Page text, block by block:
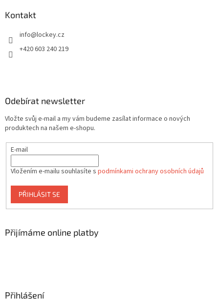
Kontakt
info@lockey.cz
+420 603 240 219
Odebírat newsletter
Vložte svůj e-mail a my vám budeme zasílat informace o nových
produktech na našem e-shopu.
E-mail
Vložením e-mailu souhlasíte s podmínkami ochrany osobních údajů
PŘIHLÁSIT SE
Přijímáme online platby
Přihlášení